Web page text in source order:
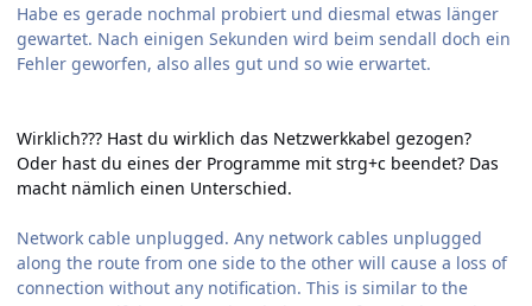
Habe es gerade nochmal probiert und diesmal etwas länger
gewartet. Nach einigen Sekunden wird beim sendall doch ein
Fehler geworfen, also alles gut und so wie erwartet.
Wirklich??? Hast du wirklich das Netzwerkkabel gezogen?
Oder hast du eines der Programme mit strg+c beendet? Das
macht nämlich einen Unterschied.
Network cable unplugged. Any network cables unplugged
along the route from one side to the other will cause a loss of
connection without any notification. This is similar to the